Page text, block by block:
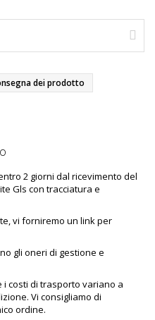
dei prodotto
2 giorni dal ricevimento del
Gls con tracciatura e
vi forniremo un link per
gli oneri di gestione e
i costi di trasporto variano a
Vi consigliamo di
ordine.